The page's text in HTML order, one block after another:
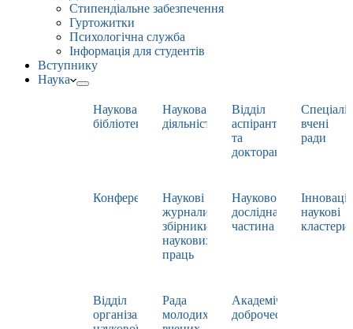
Стипендіальне забезпечення
Гуртожитки
Психологічна служба
Інформація для студентів
Вступнику
Наука
Наукова
бібліотека
Наукова
діяльність
Відділ
аспірантури
та
докторантури
вчені
ради
Конференції
Наукові
журнали,
збірники
наукових
праць
Науково-
дослідна
частина
наукові
кластери
Відділ
організації
Рада
молодих
Академічна
доброчесність